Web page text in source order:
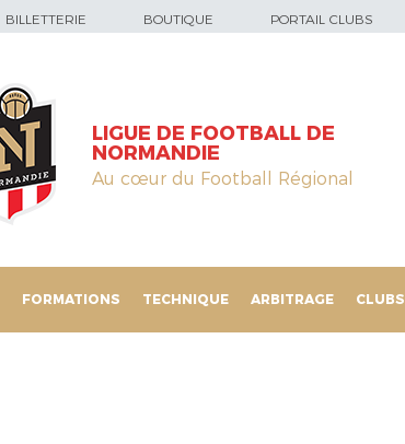
BILLETTERIE BOUTIQUE PORTAIL CLUBS
LIGUE DE FOOTBALL DE
NORMANDIE
Au cœur du Football Régional
FORMATIONS TECHNIQUE ARBITRAGE CLUBS